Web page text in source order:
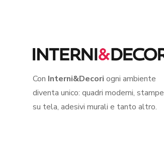
Con Interni&Decori ogni ambiente
diventa unico: quadri moderni, stampe
su tela, adesivi murali e tanto altro.